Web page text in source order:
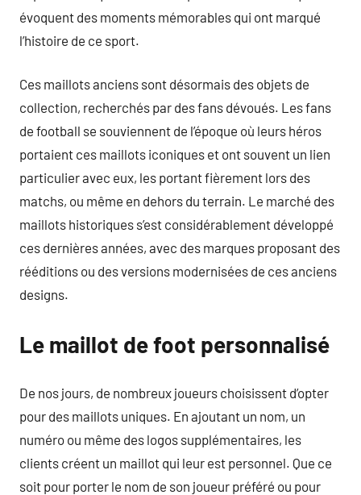
évoquent des moments mémorables qui ont marqué
l’histoire de ce sport.
Ces maillots anciens sont désormais des objets de
collection, recherchés par des fans dévoués. Les fans
de football se souviennent de l’époque où leurs héros
portaient ces maillots iconiques et ont souvent un lien
particulier avec eux, les portant fièrement lors des
matchs, ou même en dehors du terrain. Le marché des
maillots historiques s’est considérablement développé
ces dernières années, avec des marques proposant des
rééditions ou des versions modernisées de ces anciens
designs.
Le maillot de foot personnalisé
De nos jours, de nombreux joueurs choisissent d’opter
pour des maillots uniques. En ajoutant un nom, un
numéro ou même des logos supplémentaires, les
clients créent un maillot qui leur est personnel. Que ce
soit pour porter le nom de son joueur préféré ou pour